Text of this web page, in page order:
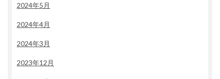
2024年5月
2024年4月
2024年3月
2023年12月